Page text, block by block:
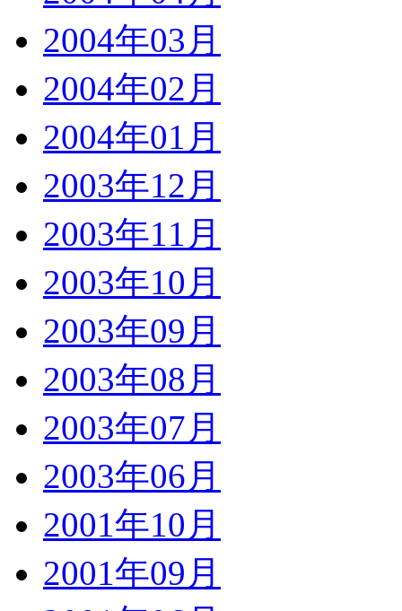
2004年03月
2004年02月
2004年01月
2003年12月
2003年11月
2003年10月
2003年09月
2003年08月
2003年07月
2003年06月
2001年10月
2001年09月